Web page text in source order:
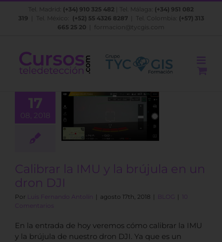
Saltar
Tel. Madrid: (+34) 910 325 482 | Tel. Málaga: (+34) 951 082
319 | Tel. México: (+52) 55 4326 8287| Tel. Colombia: (+57) 313
665 25 20
formacion@tycgis.com
17
08, 2018
la IMU y la
en un dron
Calibrar la IMU y la brújula en un
dron DJI
Por Luis Fernando Antolín | agosto 17th, 2018 | BLOG | 10
Comentarios
En la entrada de hoy veremos cómo calibrar la IMU
y la brújula de nuestro dron DJI. Ya que es un